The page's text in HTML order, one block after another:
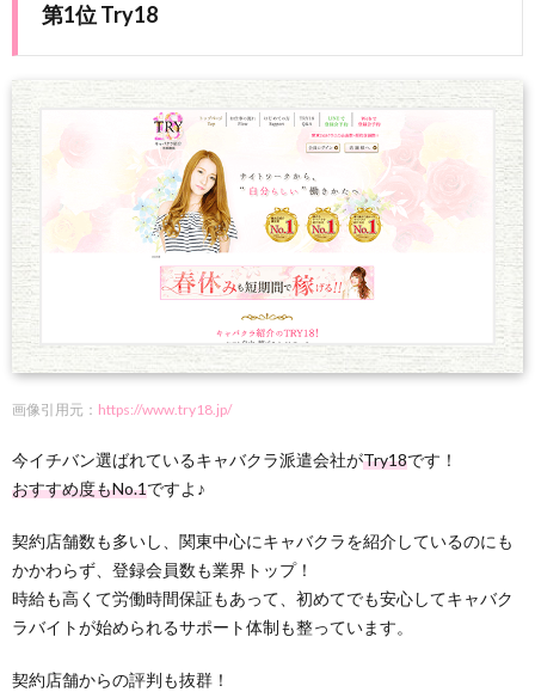
第1位 Try18
画像引用元： https://www.try18.jp/
今イチバン選ばれているキャバクラ派遣会社がTry18です！
おすすめ度もNo.1ですよ♪
契約店舗数も多いし、関東中心にキャバクラを紹介しているのにも
かかわらず、登録会員数も業界トップ！
時給も高くて労働時間保証もあって、初めてでも安心してキャバク
ラバイトが始められるサポート体制も整っています。
契約店舗からの評判も抜群！